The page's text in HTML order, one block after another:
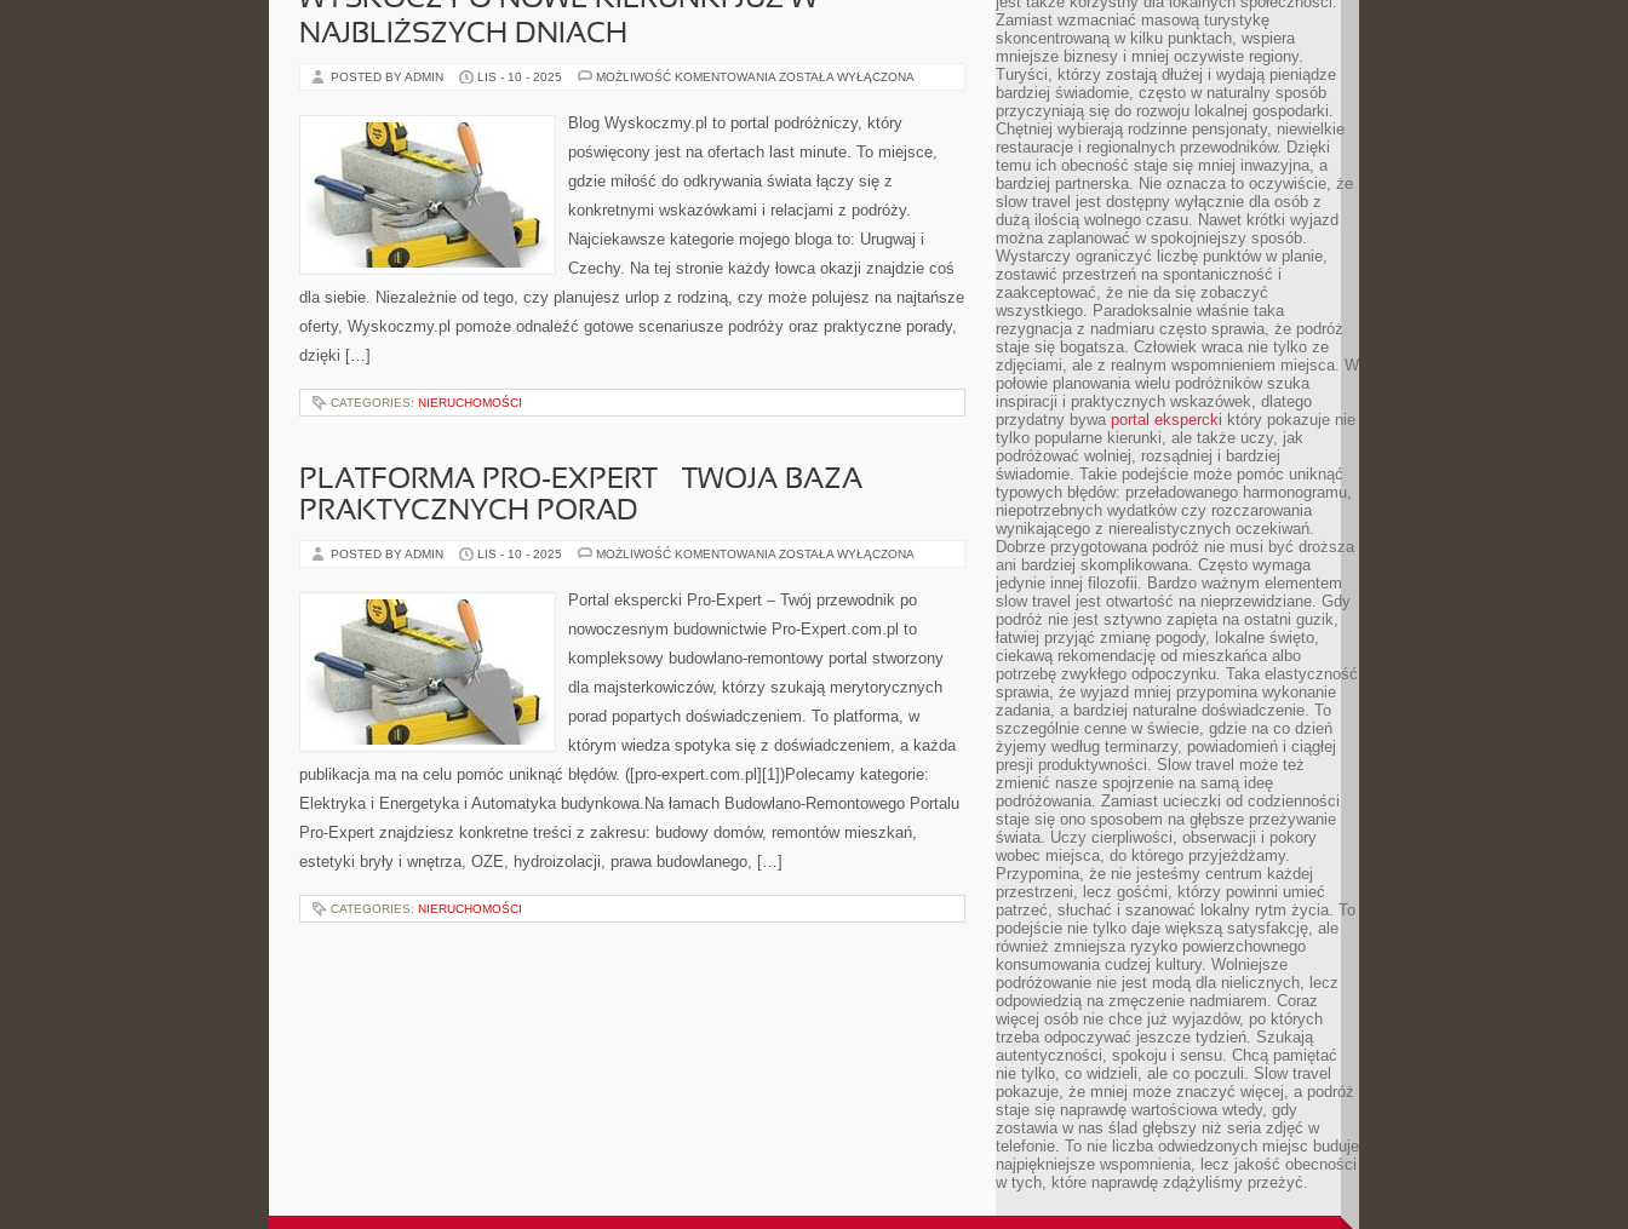
NAJBLIŻSZYCH DNIACH
POSTED BY ADMIN LIS - 10 - 2025 MOŻLIWOŚĆ KOMENTOWANIA PORTAL
POZNAJ
OFERTY
OSTATNIĄ
ZA
CENY
WYSKOCZ
PO
KIERUNKI
W
DNIACH
ZOSTAŁA WYŁĄCZONA
Blog Wyskoczmy.pl to portal podróżniczy, który
poświęcony jest na ofertach last minute. To miejsce,
gdzie miłość do odkrywania świata łączy się z
konkretnymi wskazówkami i relacjami z podróży.
Najciekawsze kategorie mojego bloga to: Urugwaj i
Czechy. Na tej stronie każdy łowca okazji znajdzie coś
dla siebie. Niezależnie od tego, czy planujesz urlop z rodziną, czy może polujesz na najtańsze
oferty, Wyskoczmy.pl pomoże odnaleźć gotowe scenariusze podróży oraz praktyczne porady,
dzięki […]
CATEGORIES: NIERUCHOMOŚCI
PLATFORMA PRO-EXPERT – TWOJA BAZA
PRAKTYCZNYCH PORAD
POSTED BY ADMIN LIS - 10 - 2025 MOŻLIWOŚĆ KOMENTOWANIA PLATFORMA
–
TWOJA
PRAKTYCZNYCH
ZOSTAŁA WYŁĄCZONA
Portal ekspercki Pro-Expert – Twój przewodnik po
nowoczesnym budownictwie Pro-Expert.com.pl to
kompleksowy budowlano-remontowy portal stworzony
dla majsterkowiczów, którzy szukają merytorycznych
porad popartych doświadczeniem. To platforma, w
którym wiedza spotyka się z doświadczeniem, a każda
publikacja ma na celu pomóc uniknąć błędów. ([pro-expert.com.pl][1])Polecamy kategorie:
Elektryka i Energetyka i Automatyka budynkowa.Na łamach Budowlano-Remontowego Portalu
Pro-Expert znajdziesz konkretne treści z zakresu: budowy domów, remontów mieszkań,
estetyki bryły i wnętrza, OZE, hydroizolacji, prawa budowlanego, […]
CATEGORIES: NIERUCHOMOŚCI
Zamiast wzmacniać masową turystykę
skoncentrowaną w kilku punktach, wspiera
mniejsze biznesy i mniej oczywiste regiony.
Turyści, którzy zostają dłużej i wydają pieniądze
bardziej świadomie, często w naturalny sposób
przyczyniają się do rozwoju lokalnej gospodarki.
Chętniej wybierają rodzinne pensjonaty, niewielkie
restauracje i regionalnych przewodników. Dzięki
temu ich obecność staje się mniej inwazyjna, a
bardziej partnerska. Nie oznacza to oczywiście, że
slow travel jest dostępny wyłącznie dla osób z
dużą ilością wolnego czasu. Nawet krótki wyjazd
można zaplanować w spokojniejszy sposób.
Wystarczy ograniczyć liczbę punktów w planie,
zostawić przestrzeń na spontaniczność i
zaakceptować, że nie da się zobaczyć
wszystkiego. Paradoksalnie właśnie taka
rezygnacja z nadmiaru często sprawia, że podróż
staje się bogatsza. Człowiek wraca nie tylko ze
zdjęciami, ale z realnym wspomnieniem miejsca. W
połowie planowania wielu podróżników szuka
inspiracji i praktycznych wskazówek, dlatego
przydatny bywa portal ekspercki który pokazuje nie
tylko popularne kierunki, ale także uczy, jak
podróżować wolniej, rozsądniej i bardziej
świadomie. Takie podejście może pomóc uniknąć
typowych błędów: przeładowanego harmonogramu,
niepotrzebnych wydatków czy rozczarowania
wynikającego z nierealistycznych oczekiwań.
Dobrze przygotowana podróż nie musi być droższa
ani bardziej skomplikowana. Często wymaga
jedynie innej filozofii. Bardzo ważnym elementem
slow travel jest otwartość na nieprzewidziane. Gdy
podróż nie jest sztywno zapięta na ostatni guzik,
łatwiej przyjąć zmianę pogody, lokalne święto,
ciekawą rekomendację od mieszkańca albo
potrzebę zwykłego odpoczynku. Taka elastyczność
sprawia, że wyjazd mniej przypomina wykonanie
zadania, a bardziej naturalne doświadczenie. To
szczególnie cenne w świecie, gdzie na co dzień
żyjemy według terminarzy, powiadomień i ciągłej
presji produktywności. Slow travel może też
zmienić nasze spojrzenie na samą ideę
podróżowania. Zamiast ucieczki od codzienności
staje się ono sposobem na głębsze przeżywanie
świata. Uczy cierpliwości, obserwacji i pokory
wobec miejsca, do którego przyjeżdżamy.
Przypomina, że nie jesteśmy centrum każdej
przestrzeni, lecz gośćmi, którzy powinni umieć
patrzeć, słuchać i szanować lokalny rytm życia. To
podejście nie tylko daje większą satysfakcję, ale
również zmniejsza ryzyko powierzchownego
konsumowania cudzej kultury. Wolniejsze
podróżowanie nie jest modą dla nielicznych, lecz
odpowiedzią na zmęczenie nadmiarem. Coraz
więcej osób nie chce już wyjazdów, po których
trzeba odpoczywać jeszcze tydzień. Szukają
autentyczności, spokoju i sensu. Chcą pamiętać
nie tylko, co widzieli, ale co poczuli. Slow travel
pokazuje, że mniej może znaczyć więcej, a podróż
staje się naprawdę wartościowa wtedy, gdy
zostawia w nas ślad głębszy niż seria zdjęć w
telefonie. To nie liczba odwiedzonych miejsc buduje
najpiękniejsze wspomnienia, lecz jakość obecności
w tych, które naprawdę zdążyliśmy przeżyć.